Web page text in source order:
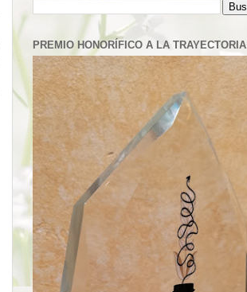
PREMIO HONORÍFICO A LA TRAYECTORIA